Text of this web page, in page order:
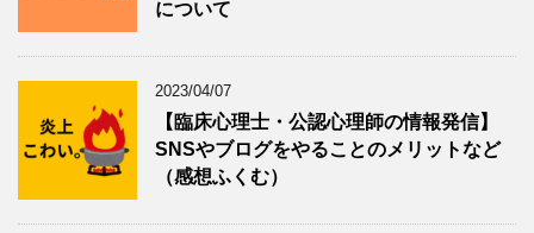
について
2023/04/07
【臨床心理士・公認心理師の情報発信】
SNSやブログをやることのメリットなど
（感想ふくむ）